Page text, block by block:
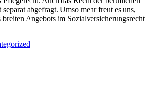
abgefragt. Umso mehr freut es uns,
breiten Angebots im Sozialversicherungsrecht